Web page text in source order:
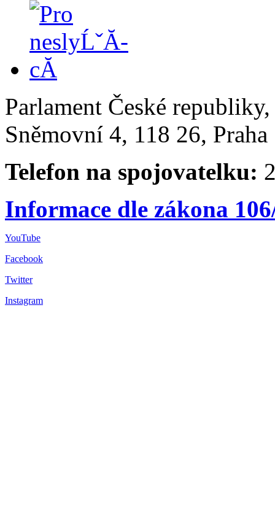
Parlament České
Sněmovní 4, 118 26,
Telefon na spojovatelku:
Informace dle zákona
YouTube
Facebook
Twitter
Instagram